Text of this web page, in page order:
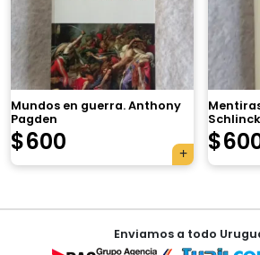
Mundos en guerra. Anthony
Pagden
$600
Schlinck
$
NavegaciónEnviamos a todo
Tu carrito está
Agregá un producto y
automáticamente.